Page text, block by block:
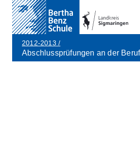
2012-2013 /
Abschlussprüfungen an der